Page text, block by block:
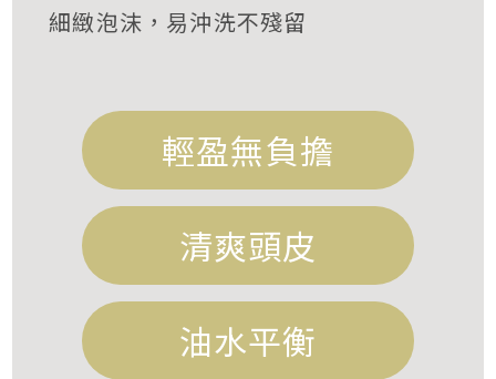
細緻泡沫，易沖洗不殘留
輕盈無負擔
清爽頭皮
油水平衡